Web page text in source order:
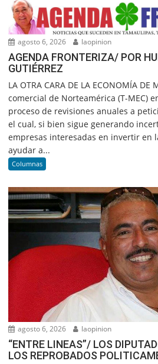
agosto 6, 2026 laopinion
AGENDA FRONTERIZA/ POR
GUTIÉRREZ
LA OTRA CARA DE LA ECONOMÍA DE
comercial de Norteamérica (T-MEC)
proceso de revisiones anuales a
el cual, si bien sigue generando
empresas interesadas en invertir en
ayudar a...
Columnas
agosto 6, 2026 laopinion
“ENTRE LINEAS”/ LOS
LOS REPROBADOS